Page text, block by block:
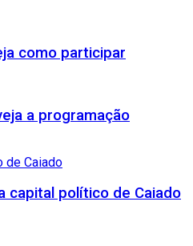
como participar
a programação
capital político de Caiado